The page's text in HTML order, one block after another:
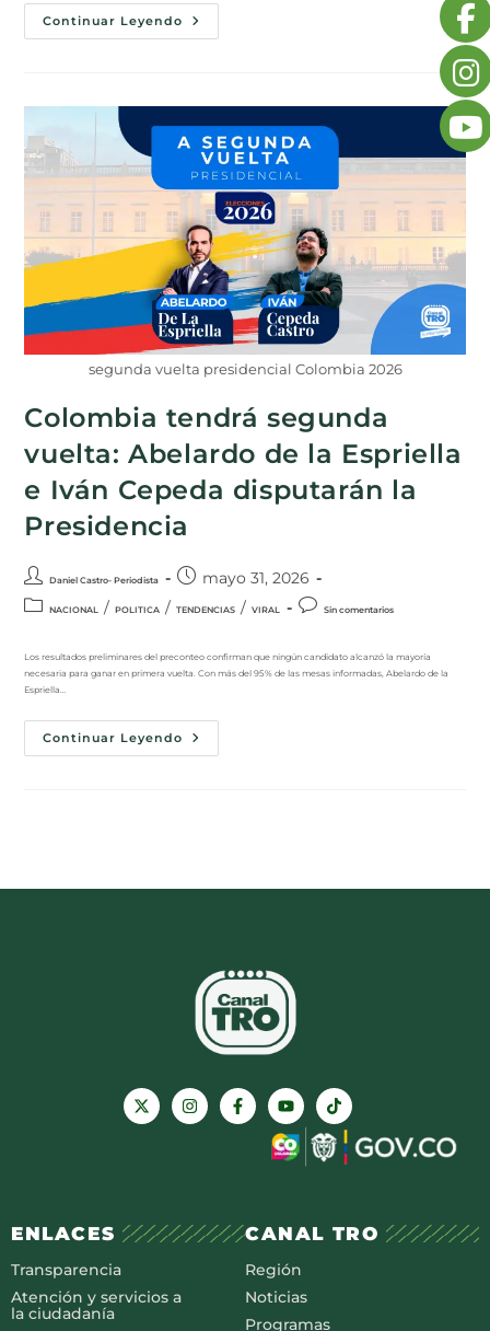
Continuar Leyendo
segunda vuelta presidencial Colombia 2026
Colombia tendrá segunda
vuelta: Abelardo de la Espriella
e Iván Cepeda disputarán la
Presidencia
Daniel Castro- Periodista mayo 31, 2026
NACIONAL / POLITICA / TENDENCIAS / VIRAL Sin comentarios
Los resultados preliminares del preconteo confirman que ningún candidato alcanzó la mayoría
necesaria para ganar en primera vuelta. Con más del 95% de las mesas informadas, Abelardo de la
Espriella…
Continuar Leyendo
ENLACES
Transparencia
Atención y servicios a
la ciudadanía
CANAL TRO
Región
Noticias
Programas